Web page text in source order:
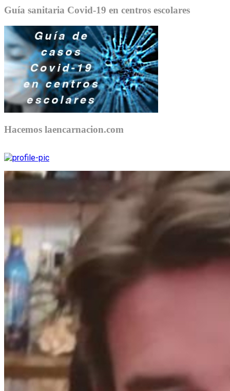
Guía sanitaria Covid-19 en centros escolares
Hacemos laencarnacion.com